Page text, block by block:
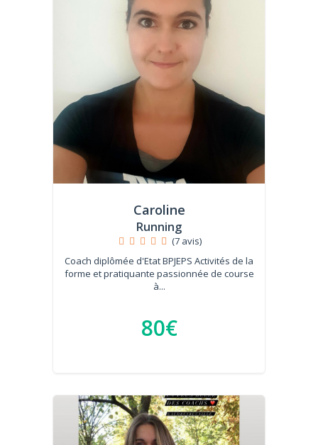
Caroline
Running
(7 avis)
Coach diplômée d'Etat BPJEPS Activités de la
forme et pratiquante passionnée de course
à...
80€